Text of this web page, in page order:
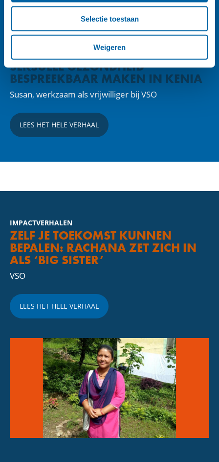
Selectie toestaan
Weigeren
VRIJWILLIGERS AAN HET WOORD
SEKSUELE GEZONDHEID
BESPREEKBAAR MAKEN IN KENIA
Susan, werkzaam als vrijwilliger bij VSO
LEES HET HELE VERHAAL
IMPACTVERHALEN
ZELF JE TOEKOMST KUNNEN
BEPALEN: RACHANA ZET ZICH IN
ALS ‘BIG SISTER’
VSO
LEES HET HELE VERHAAL